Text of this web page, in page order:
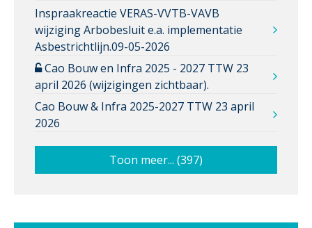
Inspraakreactie VERAS-VVTB-VAVB
wijziging Arbobesluit e.a. implementatie
Asbestrichtlijn.09-05-2026
Cao Bouw en Infra 2025 - 2027 TTW 23
april 2026 (wijzigingen zichtbaar).
Cao Bouw & Infra 2025-2027 TTW 23 april
2026
Toon meer... (397)